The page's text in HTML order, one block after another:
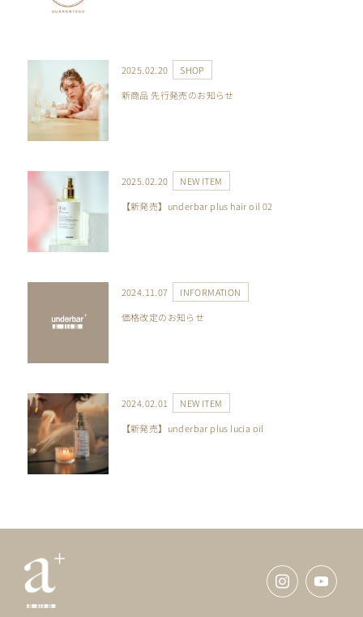
CONTACT
2025.02.20
SHOP
新商品 先行発売のお知らせ
2025.02.20
NEW ITEM
【新発売】underbar plus hair oil 02
2024.11.07
INFORMATION
価格改定のお知らせ
2024.02.01
NEW ITEM
【新発売】underbar plus lucia oil